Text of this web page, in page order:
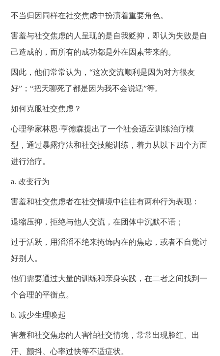
不当归因同样在社交焦虑中扮演着重要角色。
害羞与社交焦虑的人呈现的是自我贬抑，即认为失败是自
己造成的，而所有的成功都是外在因素带来的。
因此，他们常常认为，“这次交流顺利是因为对方很友
好”；“把天聊死了都是因为我不会说话”等。
如何克服社交焦虑？
心理学家林恩·亨德森提出了一个社会适应训练治疗模
型，通过暴露疗法和社交技能训练，着力从以下四个方面
进行治疗。
a.改变行为
害羞和社交焦虑者在社交情境中往往有两种行为表现：
退缩压抑，拒绝与他人交流，在团体中沉默不语；
过于活跃，用滔滔不绝来掩饰内在的焦虑，或者不自觉讨
好别人。
他们需要通过大量的训练和亲身实践，在二者之间找到一
个合理的平衡点。
b.减少生理唤起
害羞和社交焦虑的人害怕社交情境，常常出现脸红、出
汗、颤抖、心率过快等不适症状。